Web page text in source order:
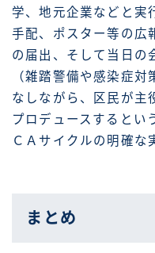
学、地元企業などと実
手配、ポスター等の広
の届出、そして当日の
（雑踏警備や感染症
なしながら、区民が主
プロデュースするとい
ＣＡサイクルの明確な
まとめ